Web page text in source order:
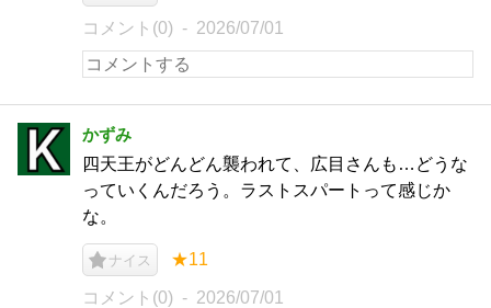
コメント(0) 2026/07/01
かずみ
四天王がどんどん襲われて、広目さんも…どうな
っていくんだろう。ラストスパートって感じか
な。
ナイス ★11
コメント(0) 2026/07/01